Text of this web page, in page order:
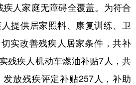
日本語 한국어
人家庭无障碍全覆盖。为符合
提供居家照料、康复训练、卫
实改善残疾人居家条件，共补
残疾人机动车燃油补贴7人，共
放残疾评定补贴257人，补助